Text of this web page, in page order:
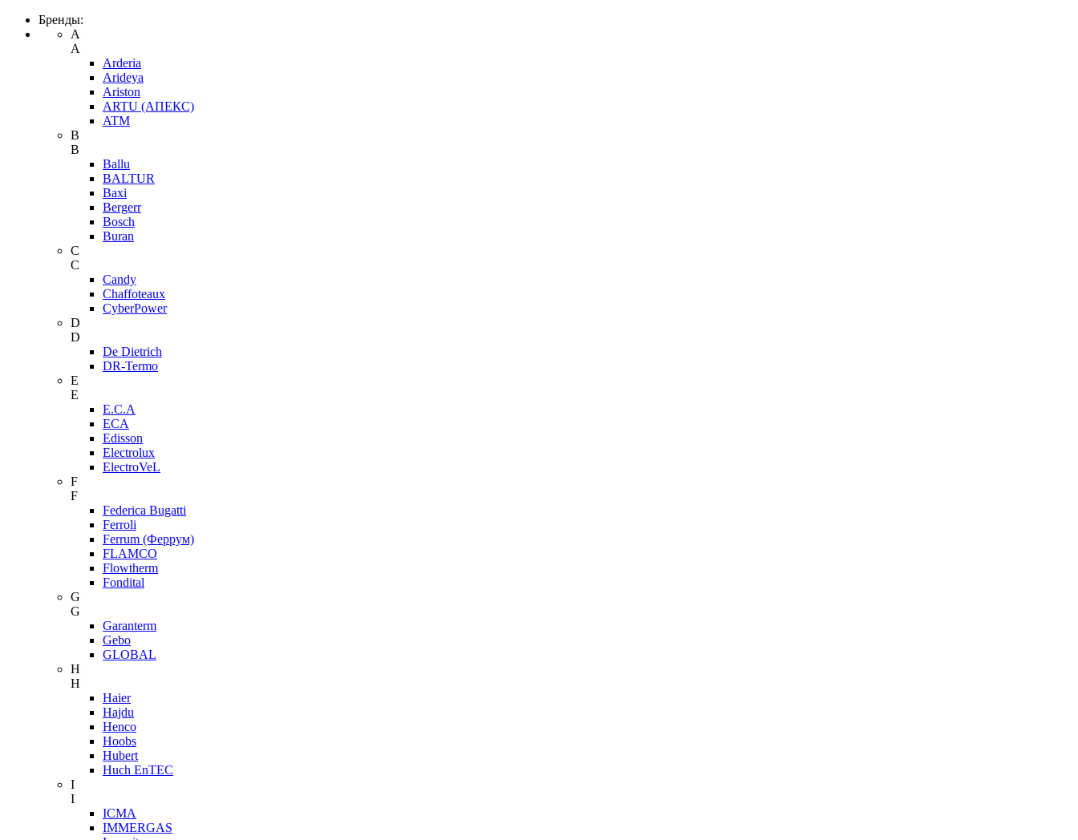
Бренды:
A
A
Arderia
Arideya
Ariston
ARTU (АПЕКС)
ATM
B
B
Ballu
BALTUR
Baxi
Bergerr
Bosch
Buran
C
C
Candy
Chaffoteaux
CyberPower
D
D
De Dietrich
DR-Termo
E
E
E.C.A
ECA
Edisson
Electrolux
ElectroVeL
F
F
Federica Bugatti
Ferroli
Ferrum (Феррум)
FLAMCO
Flowtherm
Fondital
G
G
Garanterm
Gebo
GLOBAL
H
H
Haier
Hajdu
Henco
Hoobs
Hubert
Huch EnTEC
I
I
ICMA
IMMERGAS